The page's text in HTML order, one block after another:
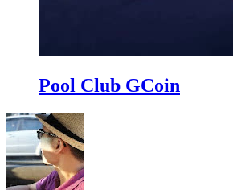
Pool Club GCoin